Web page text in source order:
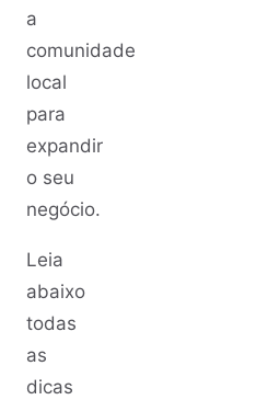
a
comunidade
local
para
expandir
o seu
negócio.
Leia
abaixo
todas
as
dicas